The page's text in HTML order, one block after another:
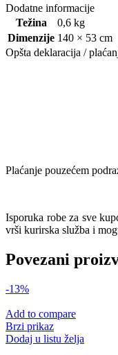
Dodatne informacije
Težina
0,6 kg
Dimenzije 140 × 53 cm
Opšta deklaracija /
Plaćanje pouzećem
Isporuka robe za sve
vrši kurirska služba i
Povezani
-13%
Add to compare
Brzi prikaz
Dodaj u listu želja